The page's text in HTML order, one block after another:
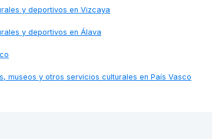
y deportivos en Vizcaya
y deportivos en Álava
museos y otros servicios culturales en País Vasco